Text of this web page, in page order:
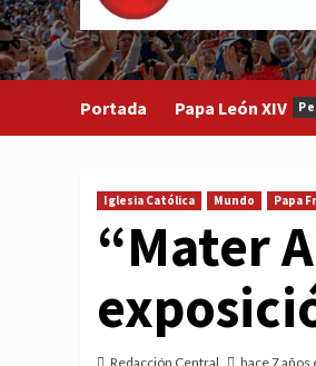
Portada Papa León XIV
Iglesia Católica Mundo Papa
“Mater
Redacción Central hace 7 años